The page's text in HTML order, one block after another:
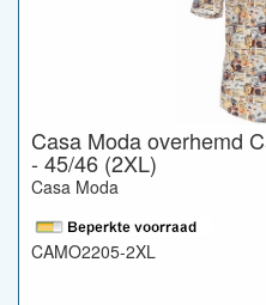
Casa Moda overhemd
- 45/46 (2XL)
Casa Moda
CAMO2205-2XL